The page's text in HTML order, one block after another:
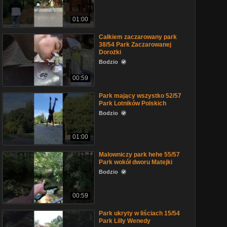
01:00
00:59
Całkiem zaczarowany park
38/54 Park Zaczarowanej
Dorożki
Bodzio
01:00
Park mający wszystko 52/57
Park Lotników Polskich
Bodzio
00:59
Malowniczy park hehe 55/57
Park wokół dworu Matejki
Bodzio
Park ukryty w liściach 15/54
Park Lilly Wenedy